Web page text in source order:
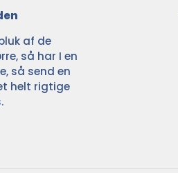
af de
så har I en
så send en
helt rigtige